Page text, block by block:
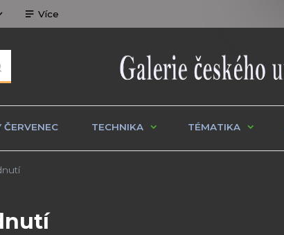
Více
ČERVENEC TECHNIKA TÉMATIKA